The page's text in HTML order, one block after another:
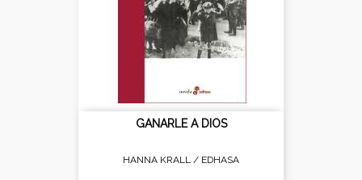
GANARLE A DIOS
HANNA KRALL / EDHASA